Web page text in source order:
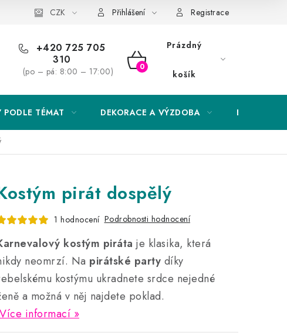
Obchodní podmínky Podmínky ochrany osobních údajů
CZK Přihlášení Registrace
+420 725 705
310
(po – pá: 8:00 – 17:00)
NÁKUPNÍ
Prázdný
košík
PODLE TÉMAT DEKORACE A VÝZDOBA
pirát dospělý
1 hodnocení Podrobnosti hodnocení
kostým piráta je klasika, která
neomrzí. Na pirátské party díky
kostýmu ukradnete srdce nejedné
a možná v něj najdete poklad.
Více informací